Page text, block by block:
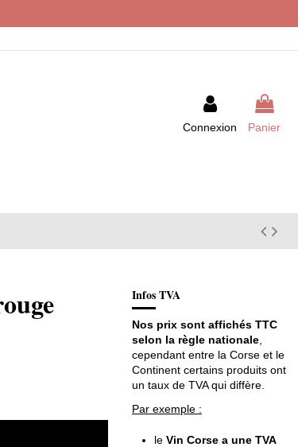
Connexion Panier
Infos TVA
Nos prix sont affichés TTC
selon la règle nationale
cependant entre la Corse et le
Continent certains produits ont
un taux de TVA qui diffère.
Par exemple :
le Vin Corse a une TVA